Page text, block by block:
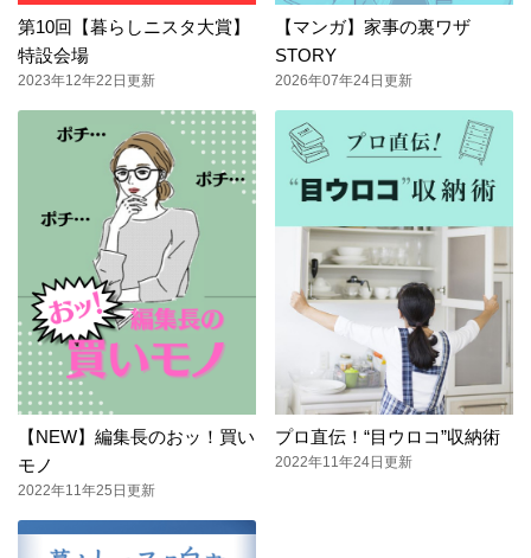
第10回【暮らしニスタ大賞】
特設会場
2023年12年22日更新
【マンガ】家事の裏ワザ
STORY
2026年07年24日更新
【NEW】編集長のおッ！買い
モノ
2022年11年25日更新
プロ直伝！“目ウロコ”収納術
2022年11年24日更新